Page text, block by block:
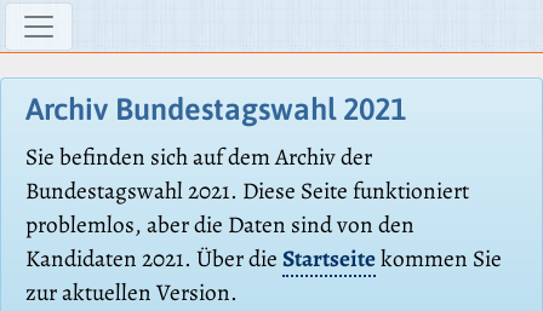
Archiv Bundestagswahl 2021
Sie befinden sich auf dem Archiv der
Bundestagswahl 2021. Diese Seite funktioniert
problemlos, aber die Daten sind von den
Kandidaten 2021. Über dieStartseitekommen Sie
zur aktuellen Version.